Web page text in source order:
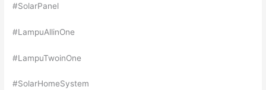
#SolarPanel
#LampuAllinOne
#LampuTwoinOne
#SolarHomeSystem